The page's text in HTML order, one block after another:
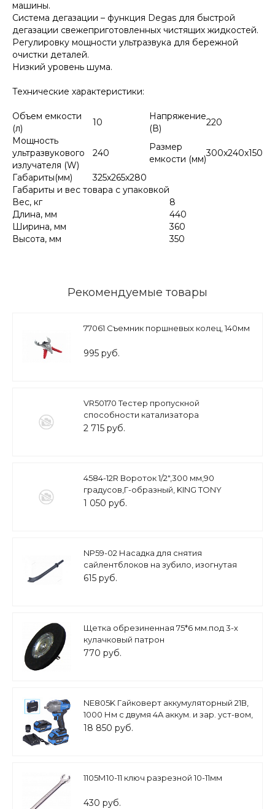
машины.
Система дегазации – функция Degas для быстрой
дегазации свежеприготовленных чистящих жидкостей.
Регулировку мощности ультразвука для бережной
очистки деталей.
Низкий уровень шума.
Технические характеристики:
Объем емкости
(л)
10
Напряжение
(В)
220
Мощность
ультразвукового
излучателя (W)
240
Размер
емкости (мм)
300x240x150
Габариты(мм)
325x265x280
Габариты и вес товара с упаковкой
Вес, кг
8
Длина, мм
440
Ширина, мм
360
Высота, мм
350
Рекомендуемые товары
77061 Съемник поршневых колец, 140мм
995 руб.
VR50170 Тестер пропускной
способности катализатора
2 715 руб.
4584-12R Вороток 1/2",300 мм,90
градусов,Г-образный, KING TONY
1 050 руб.
NP59-02 Насадка для снятия
сайлентблоков на зубило, изогнутая
615 руб.
Щетка обрезиненная 75*6 мм.под 3-х
кулачковый патрон
770 руб.
NE805K Гайковерт аккумуляторный 21В,
1000 Нм с двумя 4A аккум. и зар. уст-вом,
в кейсе
18 850 руб.
1105М10-11 ключ разрезной 10-11мм
430 руб.